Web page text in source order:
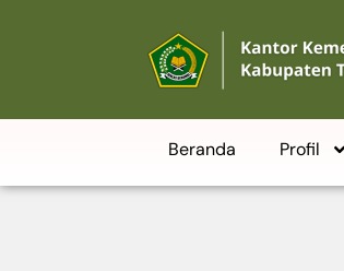
Beranda Profil